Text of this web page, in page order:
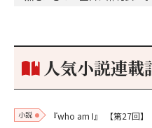
個のサイコロが握られていた
人気小説連載
小説 『who am I』 【第27回】